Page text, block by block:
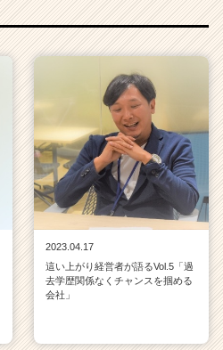
2023.04.17
這い上がり経営者が語るVol.5「過
去学歴関係なくチャンスを掴める
会社」